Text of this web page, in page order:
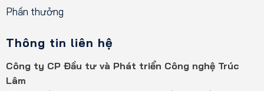
Phần thưởng
Thông tin liên hệ
Công ty CP Đầu tư và Phát triển Công nghệ Trúc
Lâm